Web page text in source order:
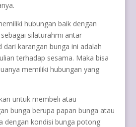
hubungan baik dengan
silaturahmi antar
dari karangan bunga ini adalah
terhadap sesama. Maka bisa
memiliki hubungan yang
untuk membeli atau
bunga berupa papan bunga atau
dengan kondisi bunga potong